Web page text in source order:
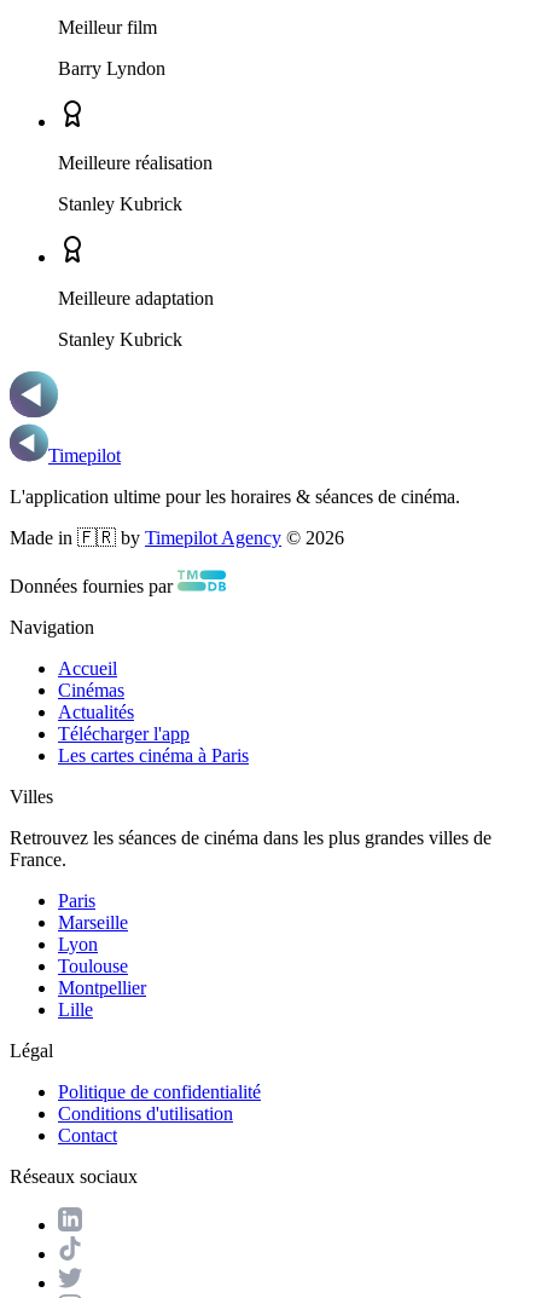
Meilleur film
Barry Lyndon
Meilleure réalisation
Stanley Kubrick
Meilleure adaptation
Stanley Kubrick
Timepilot
L'application ultime pour les horaires & séances de cinéma.
Made in 🇫🇷 by Timepilot Agency © 2026
Données fournies par
Navigation
Accueil
Cinémas
Actualités
Télécharger l'app
Les cartes cinéma à Paris
Villes
Retrouvez les séances de cinéma dans les plus grandes villes de
France.
Paris
Marseille
Lyon
Toulouse
Montpellier
Lille
Légal
Politique de confidentialité
Conditions d'utilisation
Contact
Réseaux sociaux